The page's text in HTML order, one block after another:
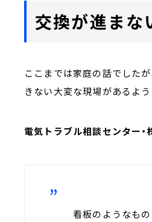
交換が進まな
ここまでは家庭の話でした
きない大変な現場があるよ
電気トラブル相談センター
看板のようなも